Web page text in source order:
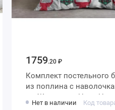
1759.20 ₽
Комплект постельного
из поплина с наволочками 70х70 2
шт Животные Ночь
Нет в наличии Код